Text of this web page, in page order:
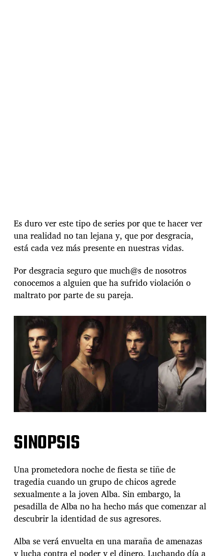
Es duro ver este tipo de series por que te hacer ver
una realidad no tan lejana y, que por desgracia,
está cada vez más presente en nuestras vidas.
Por desgracia seguro que much@s de nosotros
conocemos a alguien que ha sufrido violación o
maltrato por parte de su pareja.
SINOPSIS
Una prometedora noche de fiesta se tiñe de
tragedia cuando un grupo de chicos agrede
sexualmente a la joven Alba. Sin embargo, la
pesadilla de Alba no ha hecho más que comenzar al
descubrir la identidad de sus agresores.
Alba se verá envuelta en una maraña de amenazas
y lucha contra el poder y el dinero. Luchando día a